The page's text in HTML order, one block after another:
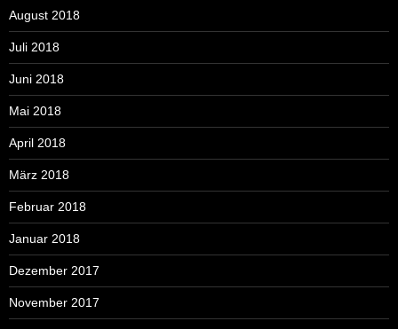
August 2018
Juli 2018
Juni 2018
Mai 2018
April 2018
März 2018
Februar 2018
Januar 2018
Dezember 2017
November 2017